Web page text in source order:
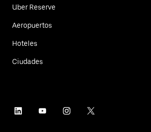
Uber Reserve
Aeropuertos
Hoteles
Ciudades